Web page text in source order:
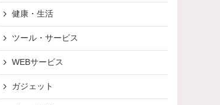
健康・生活
ツール・サービス
WEBサービス
ガジェット